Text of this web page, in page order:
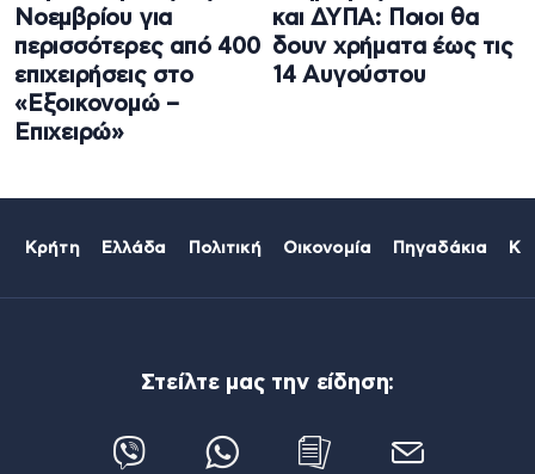
Νοεμβρίου για
περισσότερες από 400
επιχειρήσεις στο
«Εξοικονομώ –
Επιχειρώ»
και ΔΥΠΑ: Ποιοι θα
δουν χρήματα έως τις
14 Αυγούστου
Κρήτη Ελλάδα Πολιτική Οικονομία Πηγαδάκια
Στείλτε μας την είδηση: